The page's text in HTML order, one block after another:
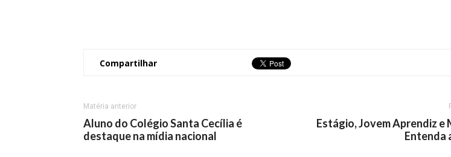
Compartilhar
Matéria anterior
Aluno do Colégio Santa Cecília é
destaque na mídia nacional
Estágio, Jovem Aprendiz e
Entenda